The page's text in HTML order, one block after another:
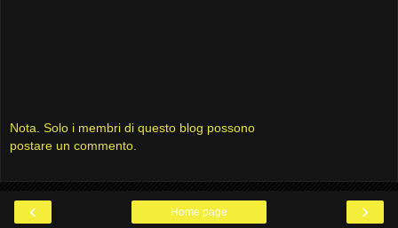
Nota. Solo i membri di questo blog possono
postare un commento.
‹ ›
Home page